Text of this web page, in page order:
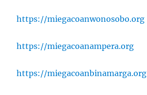
https://miegacoanwonosobo.org
https://miegacoanampera.org
https://miegacoanbinamarga.org